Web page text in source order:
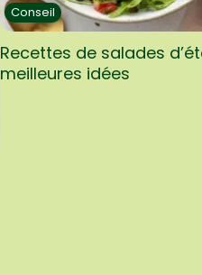
Conseil
Recettes de salades
meilleures idées